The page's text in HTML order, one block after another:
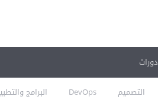
التصميم DevOps البرامج
دورات